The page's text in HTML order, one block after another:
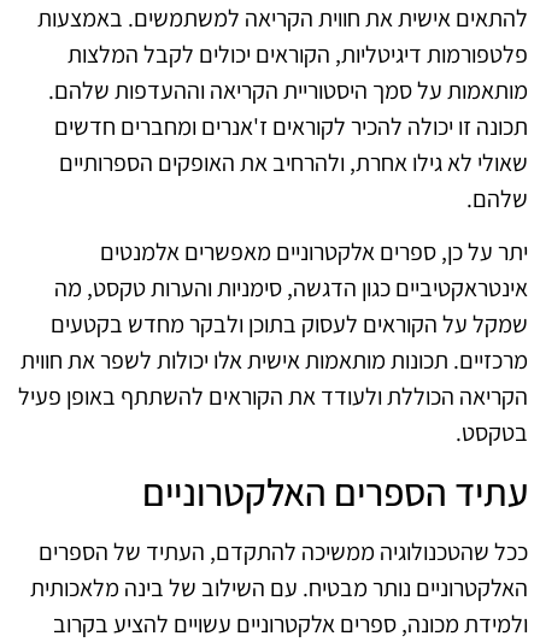
להתאים אישית את חווית הקריאה למשתמשים. באמצעות
פלטפורמות דיגיטליות, הקוראים יכולים לקבל המלצות
מותאמות על סמך היסטוריית הקריאה וההעדפות שלהם.
תכונה זו יכולה להכיר לקוראים ז'אנרים ומחברים חדשים
שאולי לא גילו אחרת, ולהרחיב את האופקים הספרותיים
שלהם.
יתר על כן, ספרים אלקטרוניים מאפשרים אלמנטים
אינטראקטיביים כגון הדגשה, סימניות והערות טקסט, מה
שמקל על הקוראים לעסוק בתוכן ולבקר מחדש בקטעים
מרכזיים. תכונות מותאמות אישית אלו יכולות לשפר את חווית
הקריאה הכוללת ולעודד את הקוראים להשתתף באופן פעיל
בטקסט.
עתיד הספרים האלקטרוניים
ככל שהטכנולוגיה ממשיכה להתקדם, העתיד של הספרים
האלקטרוניים נותר מבטיח. עם השילוב של בינה מלאכותית
ולמידת מכונה, ספרים אלקטרוניים עשויים להציע בקרוב